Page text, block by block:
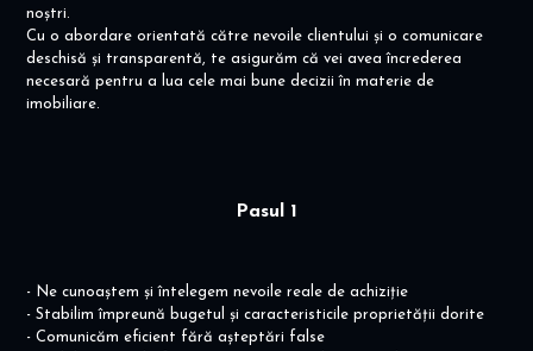
noștri.
Cu o abordare orientată către nevoile clientului și o comunicare
deschisă și transparentă, te asigurăm că vei avea încrederea
necesară pentru a lua cele mai bune decizii în materie de
imobiliare.
Pasul 1
- Ne cunoaștem și întelegem nevoile reale de achiziție
- Stabilim împreună bugetul și caracteristicile proprietății dorite
- Comunicăm eficient fără așteptări false